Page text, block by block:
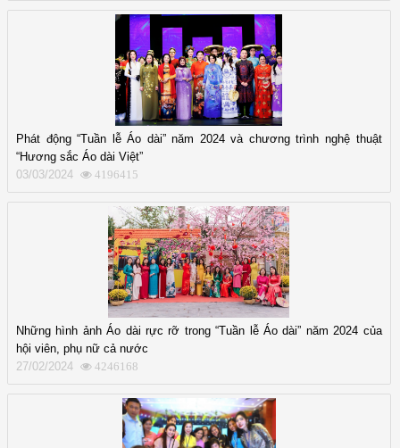
Phát động “Tuần lễ Áo dài” năm 2024 và chương trình nghệ thuật
“Hương sắc Áo dài Việt”
03/03/2024
4196415
Những hình ảnh Áo dài rực rỡ trong “Tuần lễ Áo dài” năm 2024 của
hội viên, phụ nữ cả nước
27/02/2024
4246168